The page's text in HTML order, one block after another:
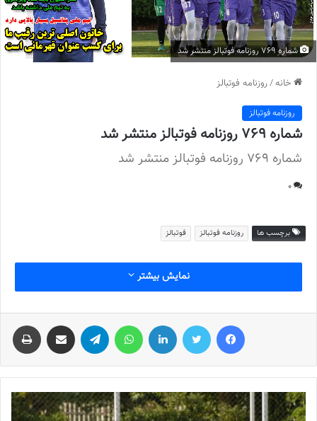
شماره 769 روزنامه فوتبالز منتشر شد
خانه/روزنامه فوتبالز
روزنامه فوتبالز
شماره 769 روزنامه فوتبالز منتشر شد
شماره 769 روزنامه فوتبالز منتشر شد
0
برچسب ها روزنامه فوتبالز فوتبالز
نمایش بیشتر